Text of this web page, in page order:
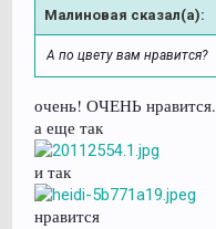
Малиновая сказал(а):
А по цвету вам нравится?
очень! ОЧЕНЬ нравится.
а еще так
и так
нравится